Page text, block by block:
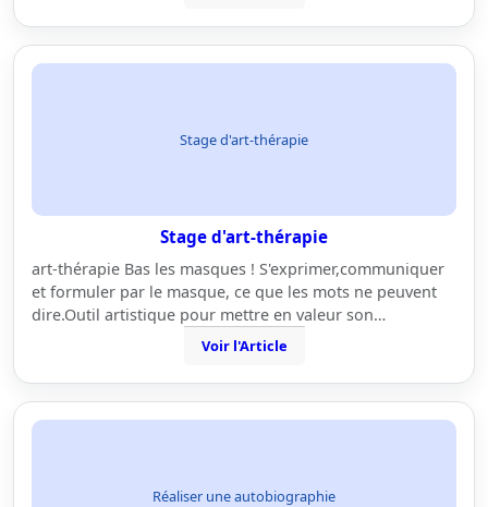
Stage d'art-thérapie
Stage d'art-thérapie
art-thérapie Bas les masques ! S'exprimer,communiquer
et formuler par le masque, ce que les mots ne peuvent
dire.Outil artistique pour mettre en valeur son…
Voir l'Article
Réaliser une autobiographie